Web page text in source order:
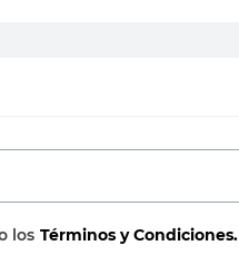
los Términos y Condiciones.